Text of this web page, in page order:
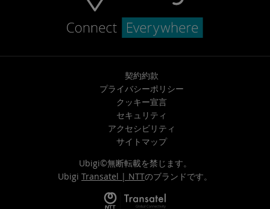
契約約款
プライバシーポリシー
クッキー宣言
セキュリティ
アクセシビリティ
サイトマップ
Ubigi©無断転載を禁じます。
Ubigi Transatel | NTTのブランドです。